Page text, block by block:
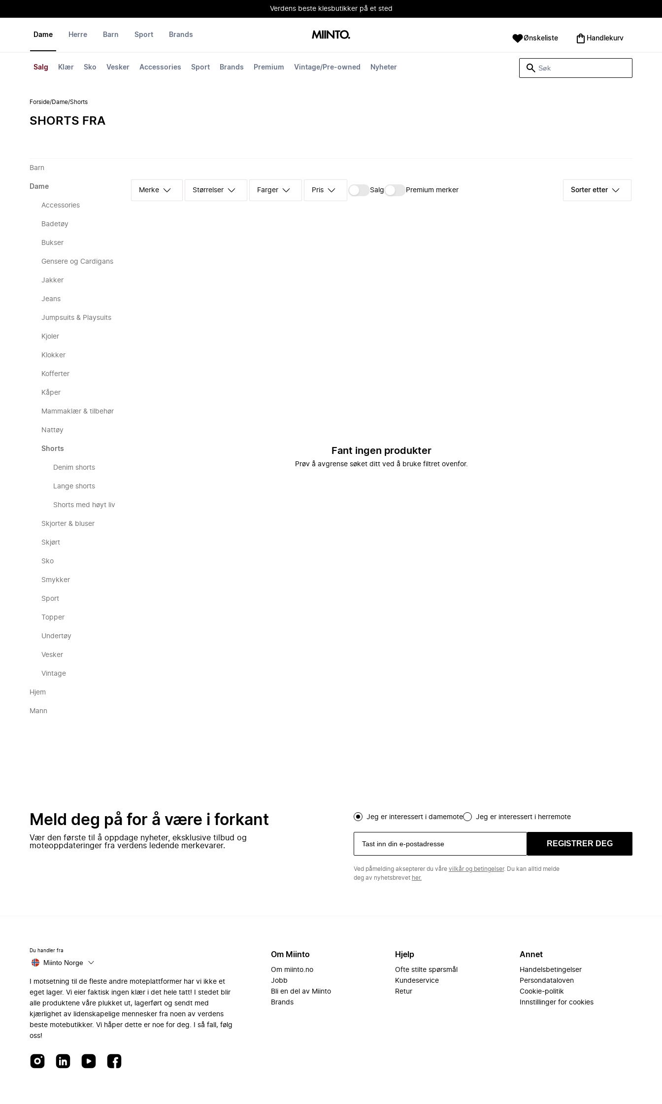
Verdens beste klesbutikker på et sted
Dame
Salg Klær Sko Vesker Accessories Sport Brands Premium Vintage/Pre-owned Nyheter
Herre Barn Sport Brands Ønskeliste Handlekurv
Forside/Dame/Shorts
SHORTS FRA
Barn
Dame
Accessories
Badetøy
Bukser
Gensere og Cardigans
Jakker
Jeans
Jumpsuits & Playsuits
Kjoler
Klokker
Kofferter
Kåper
Mammaklær & tilbehør
Nattøy
Shorts
Denim shorts
Lange shorts
Shorts med høyt liv
Skjorter & bluser
Skjørt
Sko
Smykker
Sport
Topper
Undertøy
Vesker
Vintage
Hjem
Mann
Merke Størrelser Farger Pris Salg Premium merker Sorter etter
Fant ingen produkter
Prøv å avgrense søket ditt ved å bruke filtret ovenfor.
Meld deg på for å være i forkant
Vær den første til å oppdage nyheter, eksklusive tilbud og
moteoppdateringer fra verdens ledende merkevarer.
Jeg er interessert i damemote Jeg er interessert i herremote
REGISTRER DEG
Ved påmelding aksepterer du våre vilkår og betingelser. Du kan alltid melde
deg av nyhetsbrevet her.
Du handler fra
Miinto Norge
I motsetning til de fleste andre moteplattformer har vi ikke et
eget lager. Vi eier faktisk ingen klær i det hele tatt! I stedet blir
alle produktene våre plukket ut, lagerført og sendt med
kjærlighet av lidenskapelige mennesker fra noen av verdens
beste motebutikker. Vi håper dette er noe for deg. I så fall, følg
oss!
Om Miinto
Om miinto.no
Jobb
Bli en del av Miinto
Brands
Hjelp
Ofte stilte spørsmål
Kundeservice
Retur
Annet
Handelsbetingelser
Persondataloven
Cookie-politik
Innstillinger for cookies